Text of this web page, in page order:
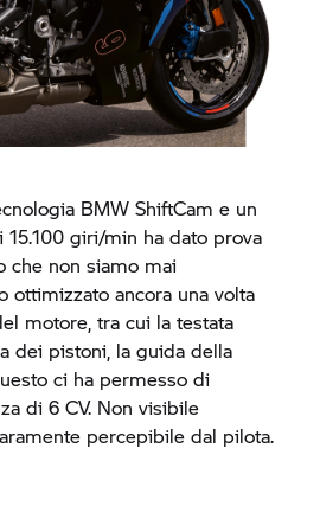
BMW ShiftCam e un
giri/min ha dato prova
che non siamo mai
ottimizzato ancora una volta
motore, tra cui la testata
dei pistoni, la guida della
ci ha permesso di
di 6 CV. Non visibile
percepibile dal pilota.